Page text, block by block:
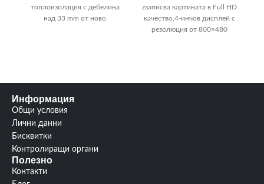
топлоизолация с дебелина
над 33 mm от ново
zзаписва картината в Full HD
качество,4-инчов дисплей с
резолюция от 800×480
Информация
Общи условия
Лични данни
Бисквитки
Контролиращи органи
Полезно
Контакти